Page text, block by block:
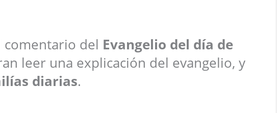
del Evangelio del día de
leer una explicación del evangelio, y
diarias.